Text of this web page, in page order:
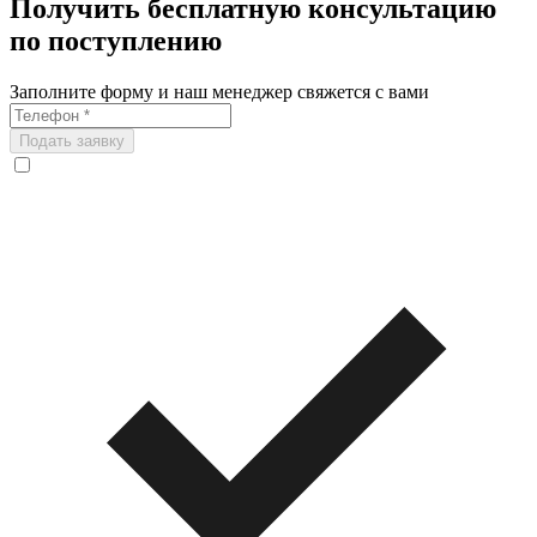
Получить бесплатную консультацию
по поступлению
Заполните форму и наш менеджер свяжется с вами
Подать заявку